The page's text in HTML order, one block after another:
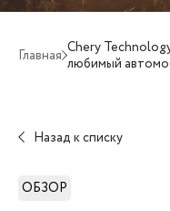
Главная Chery
любимый
Назад к списку
ОБЗОР